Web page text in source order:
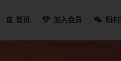
首页 加入会员 阳